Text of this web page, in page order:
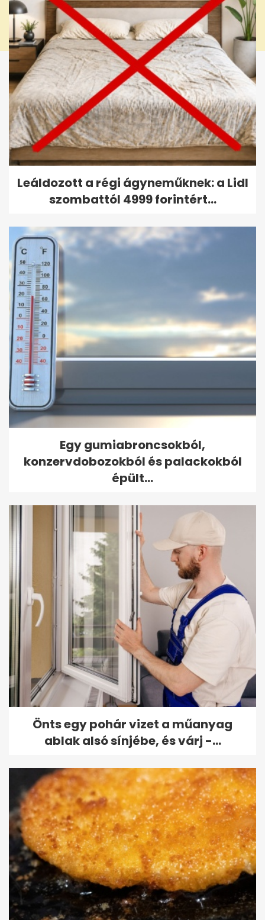
Leáldozott a régi ágyneműknek: a Lidl
szombattól 4999 forintért...
Egy gumiabroncsokból,
konzervdobozokból és palackokból
épült...
Önts egy pohár vizet a műanyag
ablak alsó sínjébe, és várj -...